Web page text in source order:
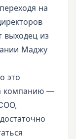
на
выходец из
Маджу
это
компанию —